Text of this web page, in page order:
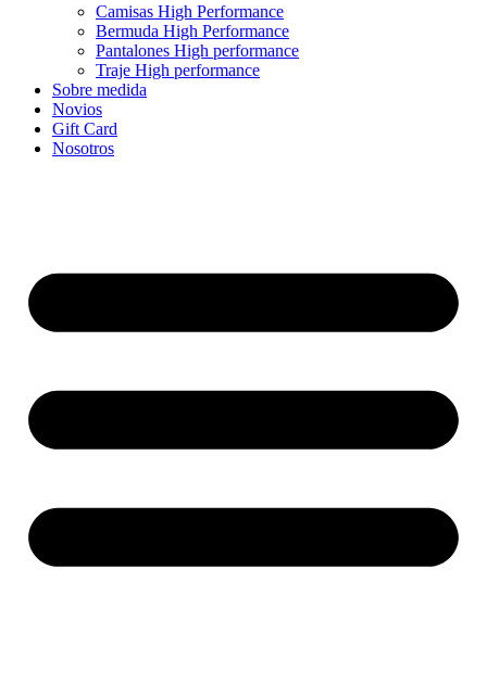
Camisas High Performance
Bermuda High Performance
Pantalones High performance
Traje High performance
Sobre medida
Novios
Gift Card
Nosotros